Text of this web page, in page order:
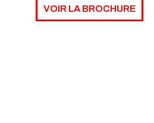
VOIR LA BROCHURE